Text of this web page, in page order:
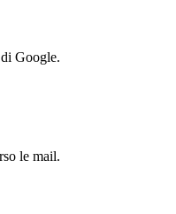
Google.
le mail.